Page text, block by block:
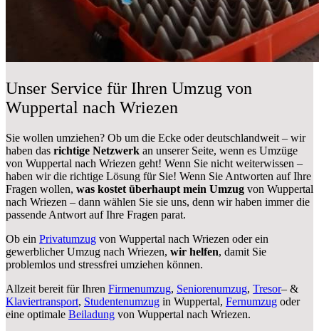
Unser Service für Ihren Umzug von
Wuppertal nach Wriezen
Sie wollen umziehen? Ob um die Ecke oder deutschlandweit – wir
haben das richtige Netzwerk an unserer Seite, wenn es Umzüge
von Wuppertal nach Wriezen geht! Wenn Sie nicht weiterwissen –
haben wir die richtige Lösung für Sie! Wenn Sie Antworten auf Ihre
Fragen wollen, was kostet überhaupt mein Umzug von Wuppertal
nach Wriezen – dann wählen Sie sie uns, denn wir haben immer die
passende Antwort auf Ihre Fragen parat.
Ob ein Privatumzug von Wuppertal nach Wriezen oder ein
gewerblicher Umzug nach Wriezen, wir helfen, damit Sie
problemlos und stressfrei umziehen können.
Allzeit bereit für Ihren Firmenumzug, Seniorenumzug, Tresor– &
Klaviertransport, Studentenumzug in Wuppertal, Fernumzug oder
eine optimale Beiladung von Wuppertal nach Wriezen.